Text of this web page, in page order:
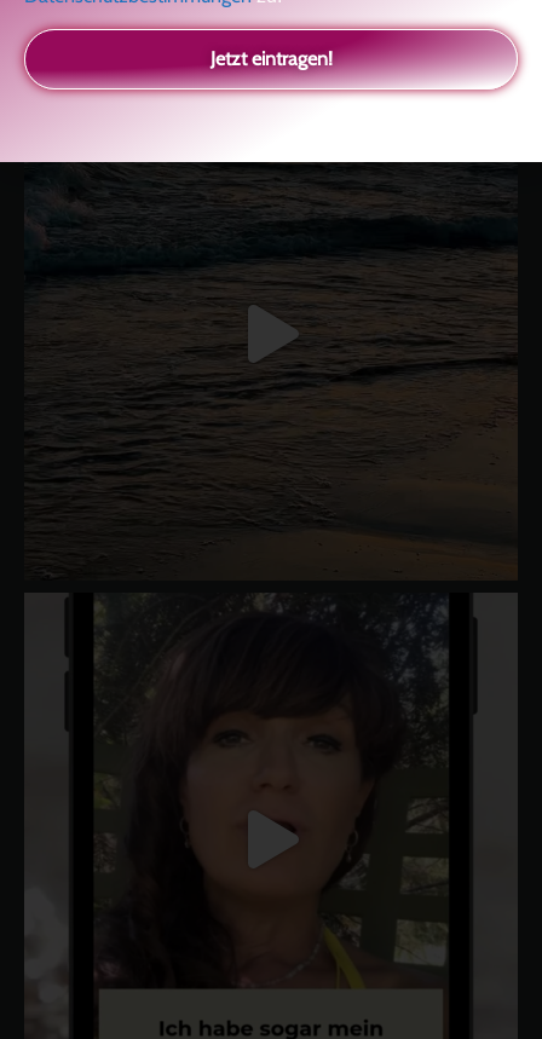
Selbstliebe, Aussöhnung mit der Kindheit, Potenzial entfalten,
glückliche Beziehung-The Master KeyAsha und Marie-Luise
SisterloveJetzt eintragen!